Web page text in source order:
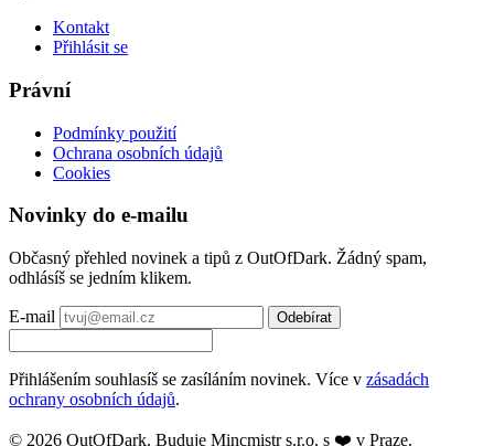
Kontakt
Přihlásit se
Právní
Podmínky použití
Ochrana osobních údajů
Cookies
Novinky do e-mailu
Občasný přehled novinek a tipů z OutOfDark. Žádný spam,
odhlásíš se jedním klikem.
E-mail Odebírat
Přihlášením souhlasíš se zasíláním novinek. Více v zásadách
ochrany osobních údajů.
© 2026 OutOfDark. Buduje Mincmistr s.r.o. s ❤️ v Praze.